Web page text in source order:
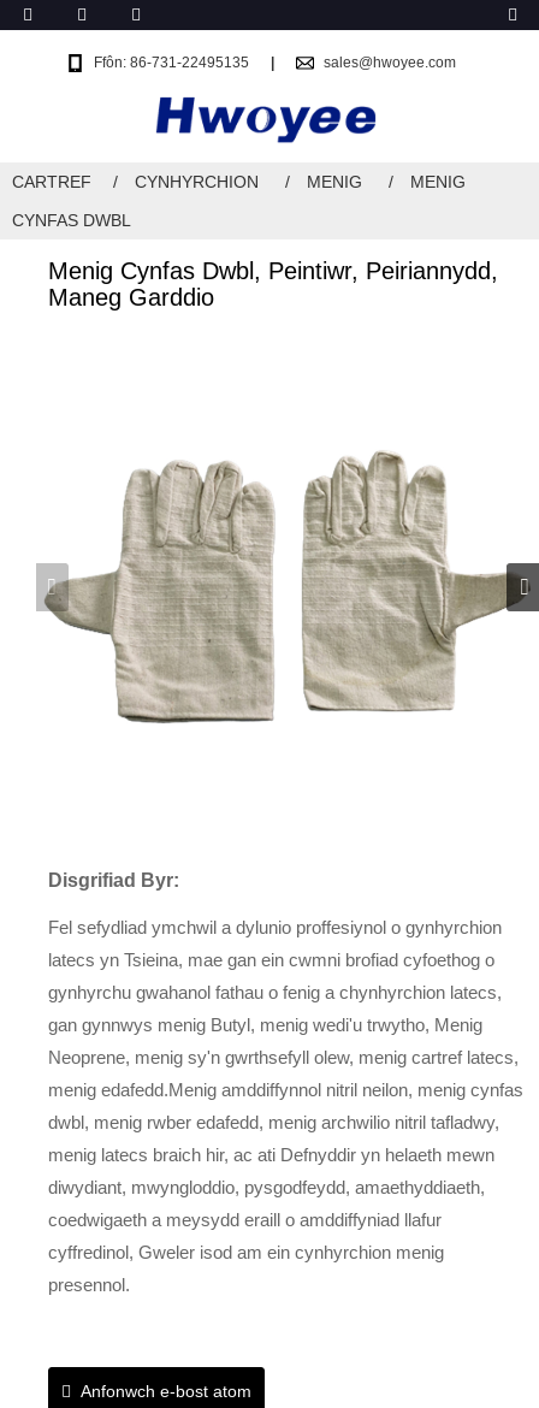
Ffôn: 86-731-22495135 sales@hwoyee.com
CARTREF CYNHYRCHION MENIG
MENIG
CYNFAS DWBL
Menig Cynfas Dwbl, Peintiwr, Peiriannydd,
Maneg Garddio
Disgrifiad Byr:
Fel sefydliad ymchwil a dylunio proffesiynol o gynhyrchion
latecs yn Tsieina, mae gan ein cwmni brofiad cyfoethog o
gynhyrchu gwahanol fathau o fenig a chynhyrchion latecs,
gan gynnwys menig Butyl, menig wedi'u trwytho, Menig
Neoprene, menig sy'n gwrthsefyll olew, menig cartref latecs,
menig edafedd.Menig amddiffynnol nitril neilon, menig cynfas
dwbl, menig rwber edafedd, menig archwilio nitril tafladwy,
menig latecs braich hir, ac ati Defnyddir yn helaeth mewn
diwydiant, mwyngloddio, pysgodfeydd, amaethyddiaeth,
coedwigaeth a meysydd eraill o amddiffyniad llafur
cyffredinol, Gweler isod am ein cynhyrchion menig
presennol.
Anfonwch e-bost atom